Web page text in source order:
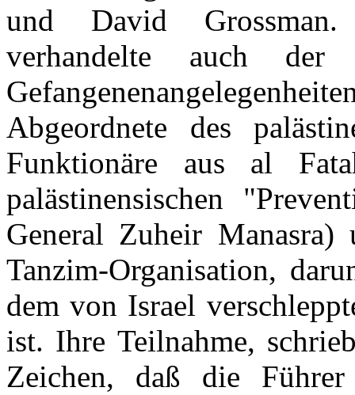
und David
verhandelte auch
Abgeordnete des
Funktionäre aus al
palästinensischen
General Zuheir
Tanzim-Organisation,
dem von Israel
ist. Ihre Teilnahme,
Zeichen, daß die